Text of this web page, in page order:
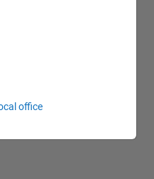
office